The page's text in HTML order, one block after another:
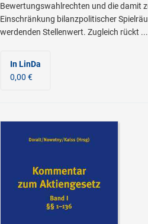
Bewertungswahlrechten und die damit
Einschränkung bilanzpolitischer
werdenden Stellenwert. Zugleich rückt ...
In LinDa
0,00 €